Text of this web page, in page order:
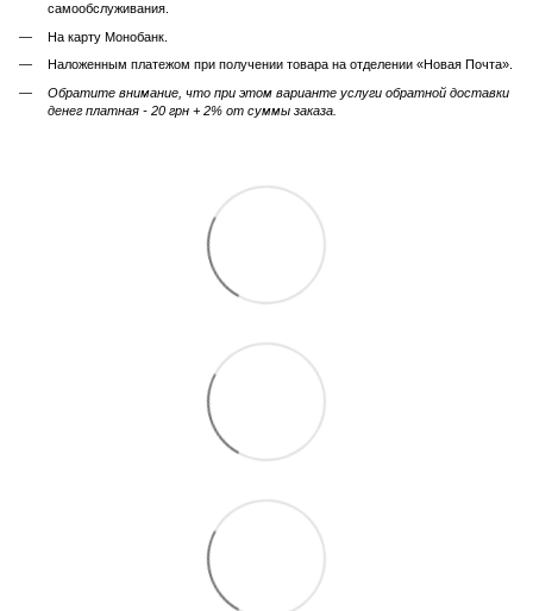
самообслуживания.
На карту Монобанк.
Наложенным платежом при получении товара на отделении «Новая Почта».
Обратите внимание, что при этом варианте услуги обратной доставки
денег платная - 20 грн + 2% от суммы заказа.